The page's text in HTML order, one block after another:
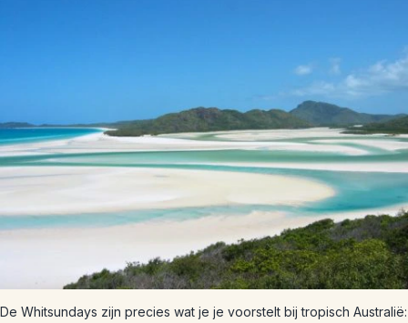
De Whitsundays zijn precies wat je je voorstelt bij tropisch Australië: